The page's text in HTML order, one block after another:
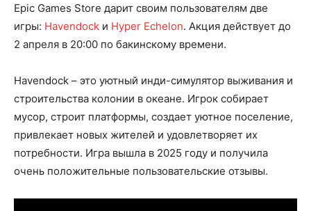
Epic Games Store дарит своим пользователям две
игры: Havendock и Hyper Echelon. Акция действует до
2 апреля в 20:00 по бакинскому времени.
Havendock – это уютный инди-симулятор выживания и
строительства колонии в океане. Игрок собирает
мусор, строит платформы, создает уютное поселение,
привлекает новых жителей и удовлетворяет их
потребности. Игра вышла в 2025 году и получила
очень положительные пользовательские отзывы.